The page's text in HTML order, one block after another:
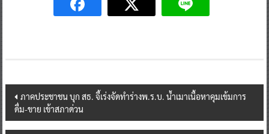
Post
navigation
ภาคประชาชน บุก สธ. จี้เร่งจัดทำร่างพ.ร.บ. น้ำเมาเนื้อหาคุมเข้มการ
ดื่ม-ขาย เข้าสภาด่วน